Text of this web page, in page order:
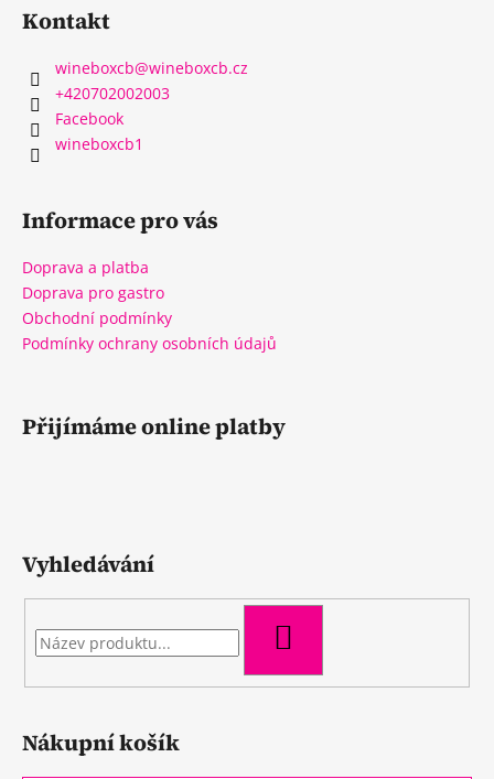
Kontakt
wineboxcb@wineboxcb.cz
+420702002003
Facebook
wineboxcb1
Informace pro vás
Doprava a platba
Doprava pro gastro
Obchodní podmínky
Podmínky ochrany osobních údajů
Přijímáme online platby
Vyhledávání
Nákupní košík